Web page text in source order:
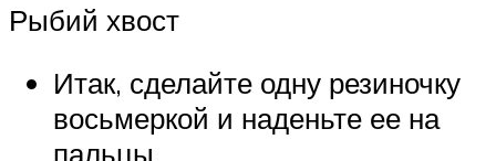
Рыбий хвост
Итак, сделайте одну резиночку
восьмеркой и наденьте ее на
пальцы